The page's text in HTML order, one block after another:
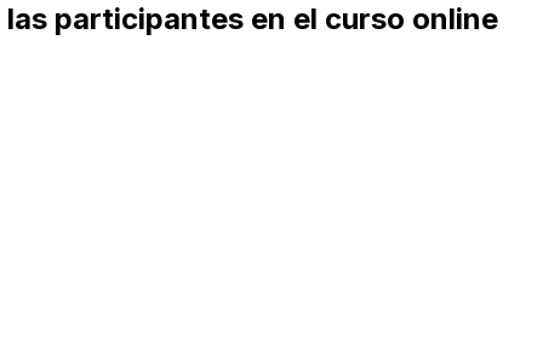
participantes en el curso online